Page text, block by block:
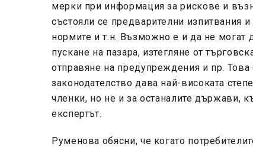
мерки при информация за рискове и
състояли се предварителни изпитвания
нормите и т.н. Възможно е и да не могат
пускане на пазара, изтегляне от
отправяне на предупреждения и пр.
законодателство дава най-високата
членки, но не и за останалите държави,
експертът.
Руменова обясни, че когато